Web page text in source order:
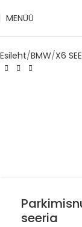
MENÜÜ
Esileht BMW X6
seeria
✔